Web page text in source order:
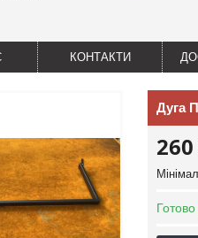
КОНТАКТИ
Дуга